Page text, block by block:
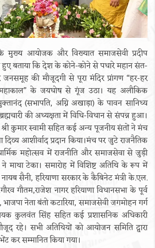
के मुख्य आयोजक और विख्यात समाजसेवी प्रदीप
हुए बताया कि देश के कोने-कोने से पधारे महान संत-
की मौजूदगी से पूरा मंदिर प्रांगण “हर-हर
के जयघोष से गूंज उठा। यह अलौकिक
(सभापति, अग्नि अखाड़ा) के पावन सानिध्य
की अध्यक्षता में विधि-विधान से संपन्न हुआ।
श्री कुमार स्वामी सहित कई अन्य पूजनीय संतों ने मंच
आशीर्वाद प्रदान किया।मंच पर जुटे राजनैतिक
महोत्सव में राजनीति और समाजसेवा से जुड़ी
माथा टेका। समारोह में विशिष्ट अतिथि के रूप में
सैनी, हरियाणा सरकार के कैबिनेट मंत्री के.एल.
गौतम,राजेश नागर हरियाणा विधानसभा के पूर्व
भाजपा नेता बंतो कटारिया, समाजसेवी जगमोहन गर्ग
कुलवंत सिंह सहित कई प्रशासनिक अधिकारी
रहे। सभी अतिथियों को आयोजन समिति द्वारा
कर सम्मानित किया गया।